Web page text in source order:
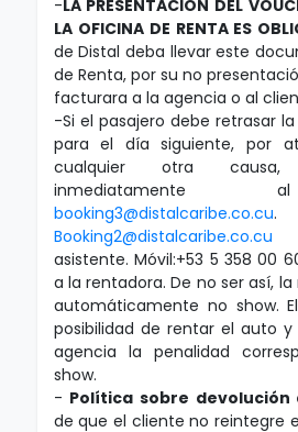
-LA PRESENTACIÓN DEL
LA OFICINA DE RENTA ES
de Distal deba llevar este
de Renta, por su no
facturara a la agencia o al
-Si el pasajero debe retrasar
para el día siguiente, por
cualquier otra
inmediatamente
booking3@distalcaribe.co.cu.
Booking2@distalcaribe.co.cu
asistente. Móvil:+53 5 358 00
a la rentadora. De no ser así,
automáticamente no show.
posibilidad de rentar el auto
agencia la penalidad
show.
- Política sobre devolución
de que el cliente no reintegre